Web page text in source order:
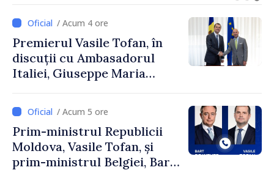
exporturi
/ Acum 4 ore
Premierul Vasile Tofan, în
discuții cu Ambasadorul
Italiei, Giuseppe Maria
/ Acum 5 ore
Prim-ministrul Republicii
Moldova, Vasile Tofan, și
prim-ministrul Belgiei, Bart